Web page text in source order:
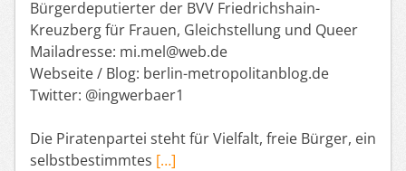
Bürgerdeputierter der BVV Friedrichshain-
Kreuzberg für Frauen, Gleichstellung und Queer
Mailadresse: mi.mel@web.de
Webseite / Blog: berlin-metropolitanblog.de
Twitter: @ingwerbaer1
Die Piratenpartei steht für Vielfalt, freie Bürger, ein
selbstbestimmtes […]